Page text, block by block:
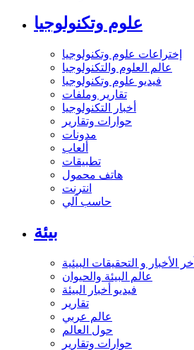
علوم وتكنولوجيا
إختراعات علوم وتكنولوجيا
عالم العلوم والتكنولوجيا
فيديو علوم وتكنولوجيا
تقارير وملفات
أخبار التكنولوجيا
حوارات وتقارير
مدونات
ألعاب
تطبيقات
هاتف محمول
انترنت
حاسب آلي
بيئة
آخر الأخبار و التحقيقات البيئية
عالم البيئة والحيوان
فيديو أخبار البيئة
تقارير
عالم عربي
حول العالم
حوارات وتقارير